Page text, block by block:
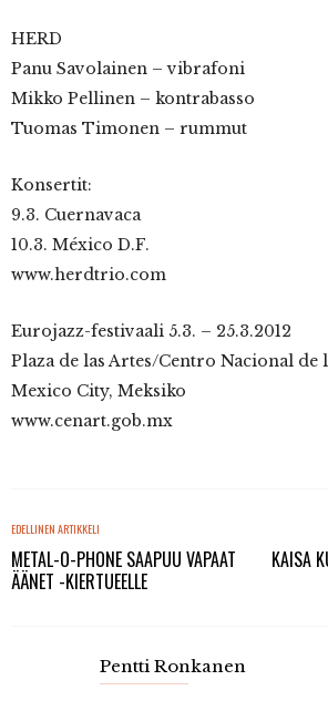
HERD
Panu Savolainen – vibrafoni
Mikko Pellinen – kontrabasso
Tuomas Timonen – rummut
Konsertit:
9.3. Cuernavaca
10.3. México D.F.
www.herdtrio.com
Eurojazz-festivaali 5.3. – 25.3.2012
Plaza de las Artes/Centro Nacional de
Mexico City, Meksiko
www.cenart.gob.mx
EDELLINEN ARTIKKELI
METAL-O-PHONE SAAPUU VAPAAT
ÄÄNET -KIERTUEELLE
KAISA
Pentti Ronkanen